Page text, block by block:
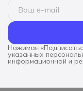
Нажимая
указанных
информационной и